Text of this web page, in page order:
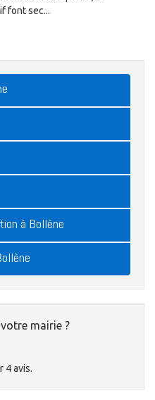
font sec...
à Bollène
mairie ?
4avis.